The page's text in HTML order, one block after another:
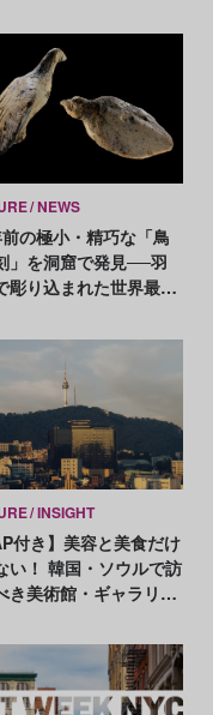
NEWS
の極小・精巧な「鳥
」を洞窟で発見──羽
彫り込まれた世界最古
INSIGHT
付き】美容と美食だけ
ソウルで訪
き美術館・ギャラリー